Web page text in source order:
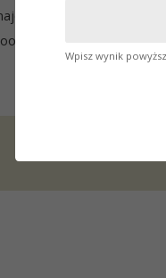
wykorzystuje
opisane są w naszej
Regulamin
Wpisz wynik